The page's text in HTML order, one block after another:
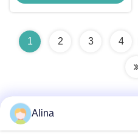
1 2 3 4
Alina